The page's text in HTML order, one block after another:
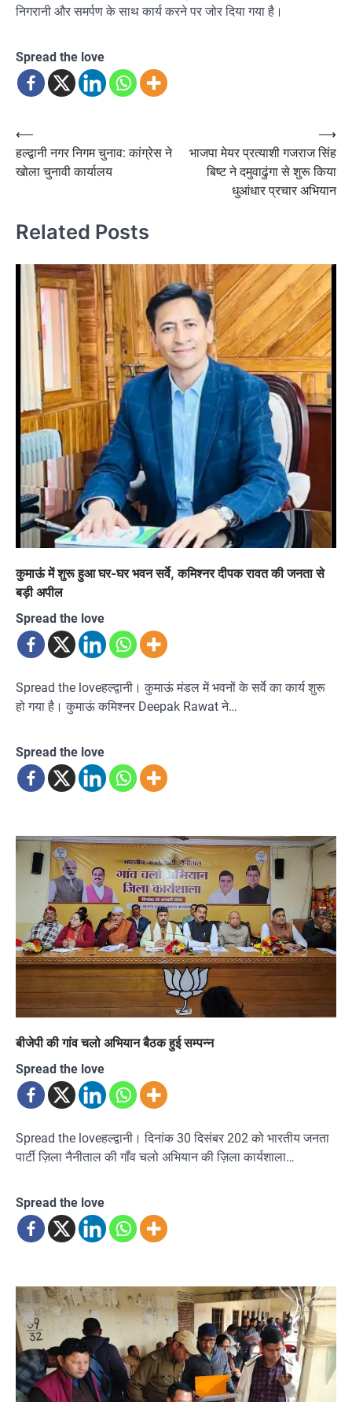
निगरानी और समर्पण के साथ कार्य करने पर जोर दिया गया है।
Spread the love
Post
navigation
⟵
हल्द्वानी नगर निगम चुनाव: कांग्रेस ने
खोला चुनावी कार्यालय
भाजपा मेयर प्रत्याशी गजराज सिंह
बिष्ट ने दमुवाढुंगा से शुरू किया
धुआंधार प्रचार अभियान
⟶
Related Posts
कुमाऊं में शुरू हुआ घर-घर भवन सर्वे, कमिश्नर दीपक रावत की जनता से
बड़ी अपील
Spread the love
Spread the loveहल्द्वानी। कुमाऊं मंडल में भवनों के सर्वे का कार्य शुरू
हो गया है। कुमाऊं कमिश्नर Deepak Rawat ने…
Spread the love
बीजेपी की गांव चलो अभियान बैठक हुई सम्पन्न
Spread the love
Spread the loveहल्द्वानी। दिनांक 30 दिसंबर 202 को भारतीय जनता
पार्टी ज़िला नैनीताल की गाँव चलो अभियान की ज़िला कार्यशाला…
Spread the love